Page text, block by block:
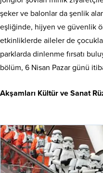
şeker ve balonlar da şenlik
eşliğinde, hijyen ve güvenlik
etkinliklerde aileler de
parklarda dinlenme fırsatı
bölüm, 6 Nisan Pazar günü
Akşamları Kültür ve Sanat